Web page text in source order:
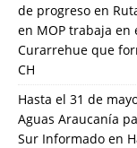
de progreso en
en MOP trabaja
Curarrehue que
CH
Hasta el 31 de
Aguas Araucanía
Sur Informado en